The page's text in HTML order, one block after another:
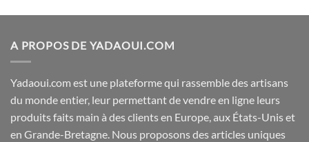
5
A PROPOS DE YADAOUI.COM
Yadaoui.com est une plateforme qui rassemble des artisans
du monde entier, leur permettant de vendre en ligne leurs
produits faits main à des clients en Europe, aux États-Unis et
en Grande-Bretagne. Nous proposons des articles uniques